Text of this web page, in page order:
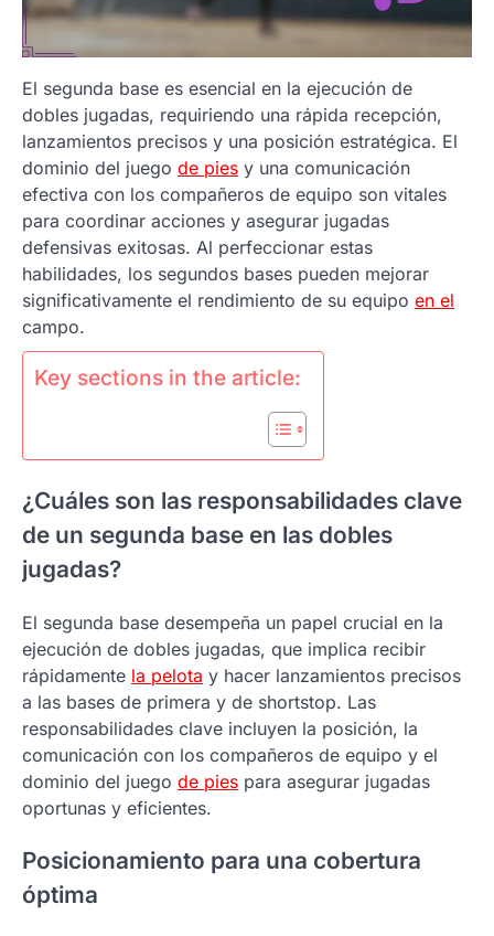
El segunda base es esencial en la ejecución de
dobles jugadas, requiriendo una rápida recepción,
lanzamientos precisos y una posición estratégica. El
dominio del juego de pies y una comunicación
efectiva con los compañeros de equipo son vitales
para coordinar acciones y asegurar jugadas
defensivas exitosas. Al perfeccionar estas
habilidades, los segundos bases pueden mejorar
significativamente el rendimiento de su equipo en el
campo.
Key sections in the article:
¿Cuáles son las responsabilidades clave
de un segunda base en las dobles
jugadas?
El segunda base desempeña un papel crucial en la
ejecución de dobles jugadas, que implica recibir
rápidamente la pelota y hacer lanzamientos precisos
a las bases de primera y de shortstop. Las
responsabilidades clave incluyen la posición, la
comunicación con los compañeros de equipo y el
dominio del juego de pies para asegurar jugadas
oportunas y eficientes.
Posicionamiento para una cobertura
óptima